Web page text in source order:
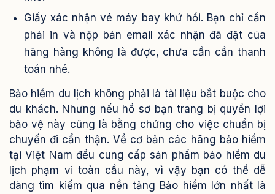
Giấy xác nhận vé máy bay khứ hồi. Bạn chỉ cần
phải in và nộp bản email xác nhận đã đặt của
hãng hàng không là được, chưa cần cần thanh
toán nhé.
Bảo hiểm du lịch không phải là tài liệu bắt buộc cho
du khách. Nhưng nếu hồ sơ bạn trang bị quyền lợi
bảo vệ này cũng là bằng chứng cho việc chuẩn bị
chuyến đi cẩn thận. Về cơ bản các hãng bảo hiểm
tại Việt Nam đều cung cấp sản phẩm bảo hiểm du
lịch phạm vi toàn cầu này, vì vậy bạn có thể dễ
dàng tìm kiếm qua nền tảng Bảo hiểm lớn nhất là